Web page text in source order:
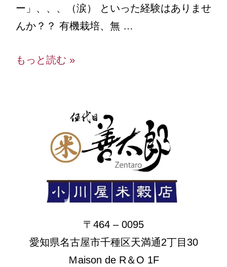
ー」、、、（涙） といった経験はありませ
んか？？ 有機栽培、無 …
もっと読む »
〒464 – 0095
愛知県名古屋市千種区天満通2丁目30
Ｍaison de R＆O 1F